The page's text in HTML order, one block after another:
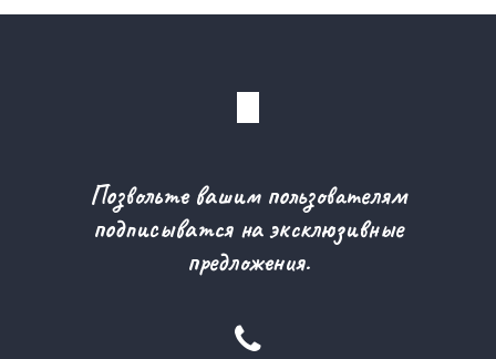
Позвольте вашим пользователям
подписыватся на эксклюзивные
предложения.
